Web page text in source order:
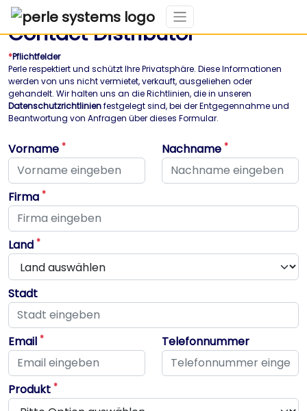
Contact Distributor
*Pflichtfelder
Perle respektiert und schützt Ihre Privatsphäre. Diese Informationen
werden von uns nicht vermietet, verkauft, ausgeliehen oder
gehandelt. Wir halten uns an die Richtlinien, die in unseren
Datenschutzrichtlinienfestgelegt sind, bei der Entgegennahme und
Beantwortung von Anfragen über dieses Formular.
Vorname *
Dieses Feld ist erforderlich
Nachname *
Firma *
Dieses Feld ist erforderlich
Land *
Stadt
Dieses Feld ist erforderlich
Email *
Dieses Feld ist erforderlich
Telefonnummer
Produkt *